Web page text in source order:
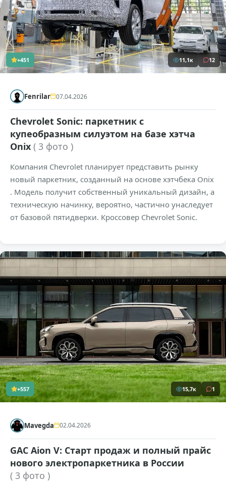
+451 11,1к 12
Fenrilar 07.04.2026
Chevrolet Sonic: паркетник с
купеобразным силуэтом на базе хэтча
Onix ( 3 фото )
Компания Chevrolet планирует представить рынку
новый паркетник, созданный на основе хэтчбека Onix
. Модель получит собственный уникальный дизайн, а
техническую начинку, вероятно, частично унаследует
от базовой пятидверки. Кроссовер Chevrolet Sonic.
+557 15,7к 1
Mavegda 02.04.2026
GAC Aion V: Старт продаж и полный прайс
нового электропаркетника в России
( 3 фото )